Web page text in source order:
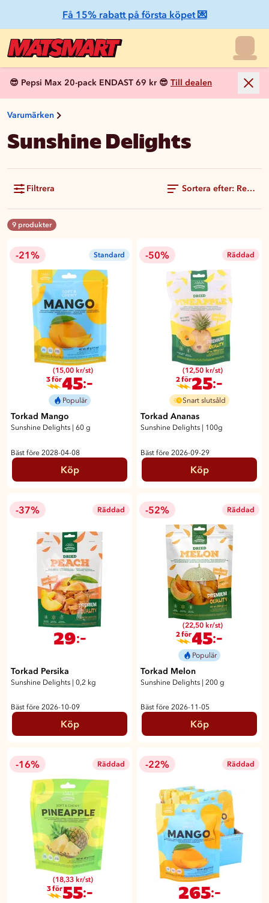
Få 15% rabatt på första köpet 💌
😎 Pepsi Max 20-pack ENDAST 69 kr 😎 Till dealen
Varumärken
Sunshine Delights
Filtrera Sortera efter:
9 produkter
-21% Standard
(15,00 kr/st)
3 för45:-
Populär
Torkad Mango
Sunshine Delights 60 g
Bäst före 2028-04-08
Köp
-50% Räddad
(12,50 kr/st)
2 för25:-
Snart slutsåld
Torkad Ananas
Sunshine Delights 100g
Bäst före 2026-09-29
Köp
-37% Räddad
29:-
Torkad Persika
Sunshine Delights | 0,2 kg
Bäst före 2026-10-09
Köp
-52% Räddad
(22,50 kr/st)
2 för45:-
Populär
Torkad Melon
Sunshine Delights | 200 g
Bäst före 2026-11-05
Köp
-16% Räddad
(18,33 kr/st)
3 för55:-
-22% Räddad
265:-